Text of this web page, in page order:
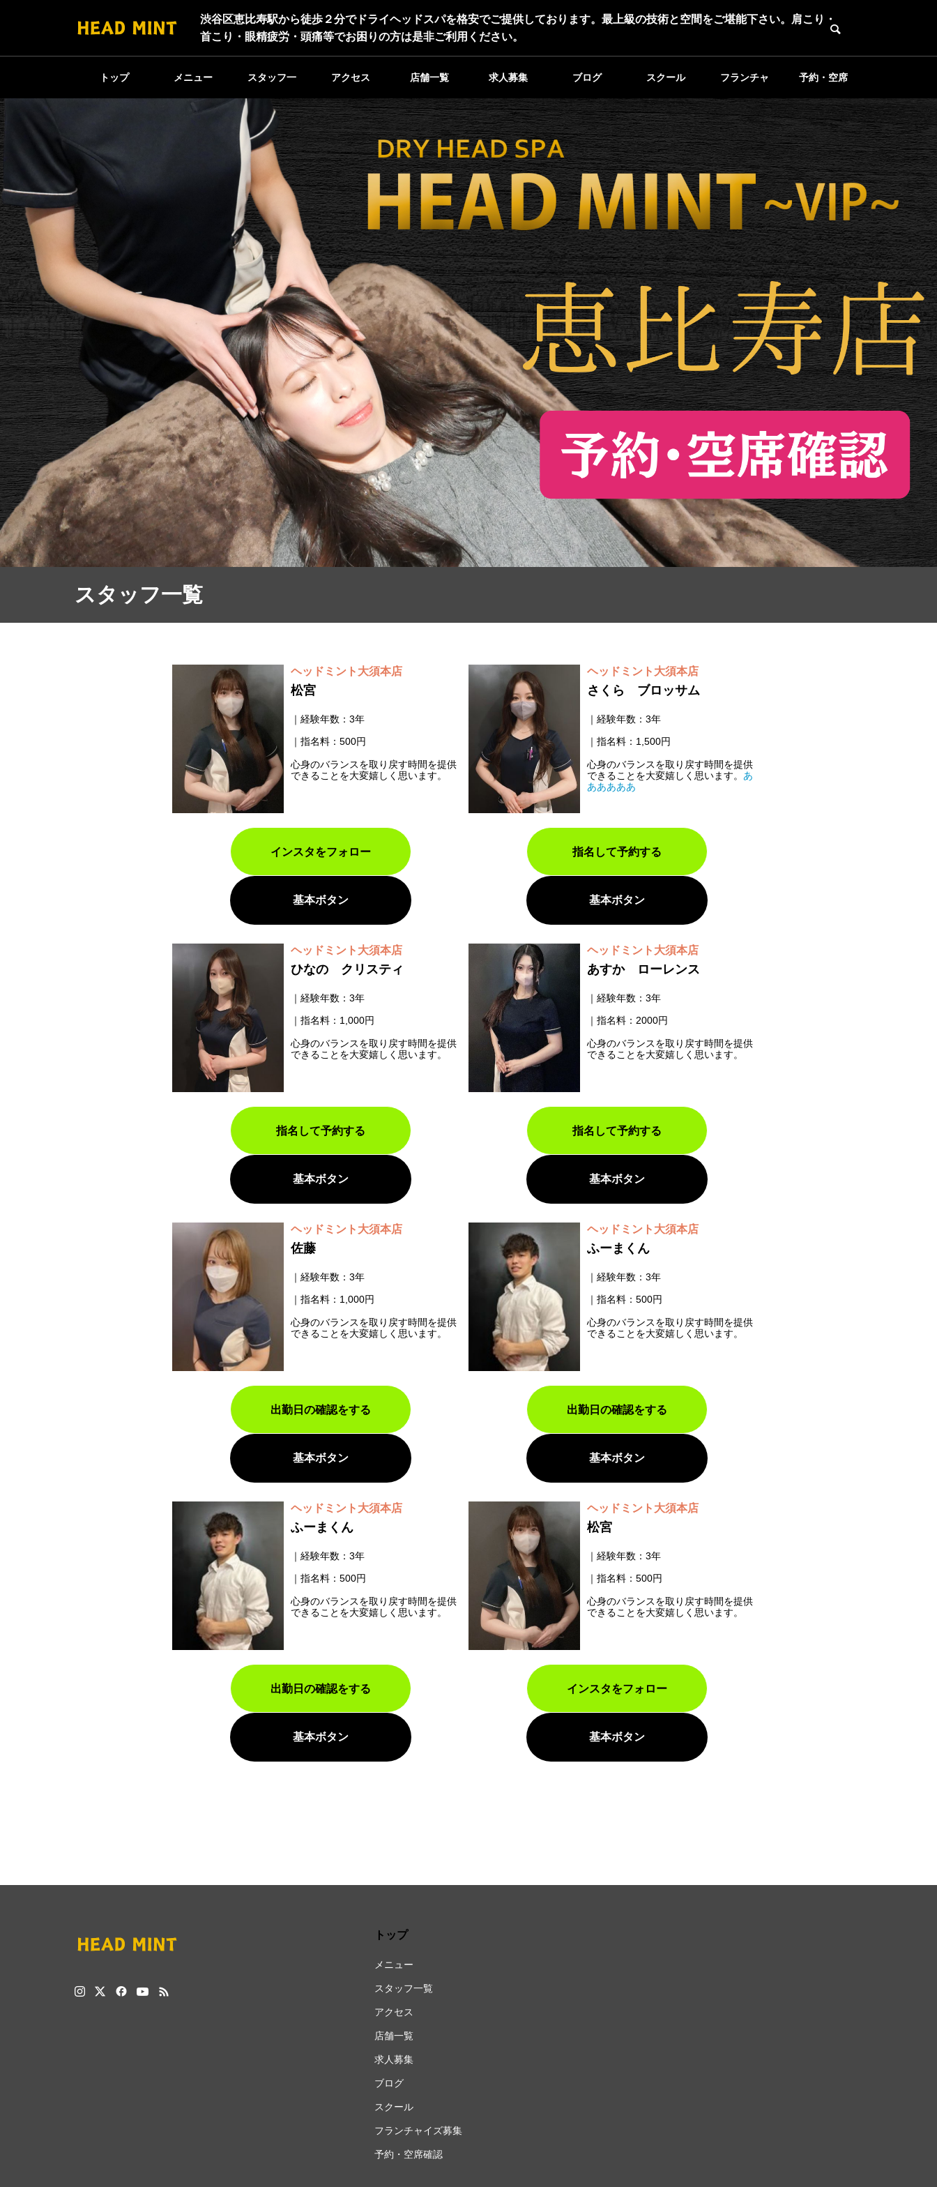
渋谷区恵比寿駅から徒歩２分でドライヘッドスパを格安でご提供しております。最上級の技術と空間をご堪能下さい。肩こり・
首こり・眼精疲労・頭痛等でお困りの方は是非ご利用ください。
トップ メニュー スタッフ一
覧
アクセス 店舗一覧 求人募集 ブログ スクール フランチャ
イズ募集
予約・空席
確認
スタッフ一覧
ヘッドミント大須本店
松宮
経験年数：3年
指名料：500円
心身のバランスを取り戻す時間を提供
できることを大変嬉しく思います。
インスタをフォロー
基本ボタン
ヘッドミント大須本店
さくら ブロッサム
経験年数：3年
指名料：1,500円
心身のバランスを取り戻す時間を提供
できることを大変嬉しく思います。 あ
あああああ
指名して予約する
基本ボタン
ヘッドミント大須本店
ひなの クリスティ
経験年数：3年
指名料：1,000円
心身のバランスを取り戻す時間を提供
できることを大変嬉しく思います。
指名して予約する
基本ボタン
ヘッドミント大須本店
あすか ローレンス
経験年数：3年
指名料：2000円
心身のバランスを取り戻す時間を提供
できることを大変嬉しく思います。
指名して予約する
基本ボタン
ヘッドミント大須本店
佐藤
経験年数：3年
指名料：1,000円
心身のバランスを取り戻す時間を提供
できることを大変嬉しく思います。
出勤日の確認をする
基本ボタン
ヘッドミント大須本店
ふーまくん
経験年数：3年
指名料：500円
心身のバランスを取り戻す時間を提供
できることを大変嬉しく思います。
出勤日の確認をする
基本ボタン
ヘッドミント大須本店
ふーまくん
経験年数：3年
指名料：500円
心身のバランスを取り戻す時間を提供
できることを大変嬉しく思います。
出勤日の確認をする
基本ボタン
ヘッドミント大須本店
松宮
経験年数：3年
指名料：500円
心身のバランスを取り戻す時間を提供
できることを大変嬉しく思います。
インスタをフォロー
基本ボタン
トップ
メニュー
スタッフ一覧
アクセス
店舗一覧
求人募集
ブログ
スクール
フランチャイズ募集
予約・空席確認